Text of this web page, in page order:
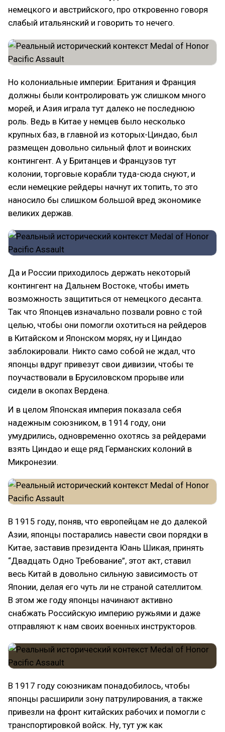
немецкого и австрийского, про откровенно говоря
слабый итальянский и говорить то нечего.
Но колониальные империи: Британия и Франция
должны были контролировать уж слишком много
морей, и Азия играла тут далеко не последнюю
роль. Ведь в Китае у немцев было несколько
крупных баз, в главной из которых-Циндао, был
размещен довольно сильный флот и воинских
контингент. А у Британцев и Французов тут
колонии, торговые корабли туда-сюда снуют, и
если немецкие рейдеры начнут их топить, то это
наносило бы слишком большой вред экономике
великих держав.
Да и России приходилось держать некоторый
контингент на Дальнем Востоке, чтобы иметь
возможность защититься от немецкого десанта.
Так что Японцев изначально позвали ровно с той
целью, чтобы они помогли охотиться на рейдеров
в Китайском и Японском морях, ну и Циндао
заблокировали. Никто само собой не ждал, что
японцы вдруг привезут свои дивизии, чтобы те
поучаствовали в Брусиловском прорыве или
сидели в окопах Вердена.
И в целом Японская империя показала себя
надежным союзником, в 1914 году, они
умудрились, одновременно охотясь за рейдерами
взять Циндао и еще ряд Германских колоний в
Микронезии.
В 1915 году, поняв, что европейцам не до далекой
Азии, японцы постарались навести свои порядки в
Китае, заставив президента Юань Шикая, принять
“Двадцать Одно Требование”, этот акт, ставил
весь Китай в довольно сильную зависимость от
Японии, делая его чуть ли не страной сателлитом.
В этом же году японцы начинают активно
снабжать Российскую империю ружьями и даже
отправляют к нам своих военных инструкторов.
В 1917 году союзникам понадобилось, чтобы
японцы расширили зону патрулирования, а также
привезли на фронт китайских рабочих и помогли с
транспортировкой войск. Ну, тут уж как